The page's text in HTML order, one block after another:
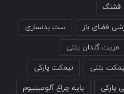
قشنگ
فضای باز ست بدنسازی
مزیت گلدان بتنی
بتنی نیمکت پارکی
پارکی پایه چراغ آلومینیوم